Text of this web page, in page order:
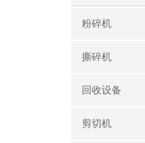
粉碎机
撕碎机
回收设备
剪切机